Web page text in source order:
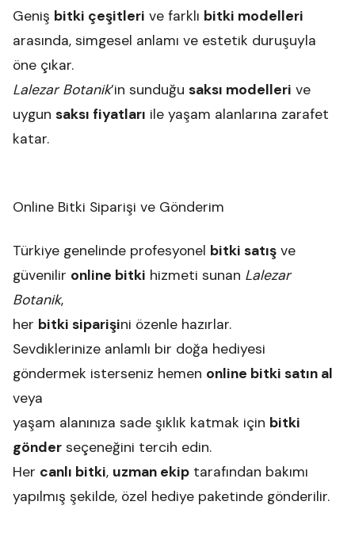
Geniş bitki çeşitleri ve farklı bitki modelleri
arasında, simgesel anlamı ve estetik duruşuyla
öne çıkar.
Lalezar Botanik’in sunduğu saksı modelleri ve
uygun saksı fiyatları ile yaşam alanlarına zarafet
katar.
Online Bitki Siparişi ve Gönderim
Türkiye genelinde profesyonel bitki satış ve
güvenilir online bitki hizmeti sunan Lalezar
Botanik,
her bitki siparişini özenle hazırlar.
Sevdiklerinize anlamlı bir doğa hediyesi
göndermek isterseniz hemen online bitki satın al
veya
yaşam alanınıza sade şıklık katmak için bitki
gönder seçeneğini tercih edin.
Her canlı bitki, uzman ekip tarafından bakımı
yapılmış şekilde, özel hediye paketinde gönderilir.